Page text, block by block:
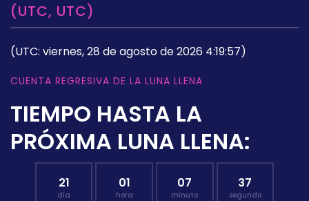
(UTC, UTC)
(UTC: viernes, 28 de agosto de 2026 4:19:57)
CUENTA REGRESIVA DE LA LUNA LLENA
TIEMPO HASTA LA
PRÓXIMA LUNA LLENA:
21
día
01
hora
07
minuto
36
segundo